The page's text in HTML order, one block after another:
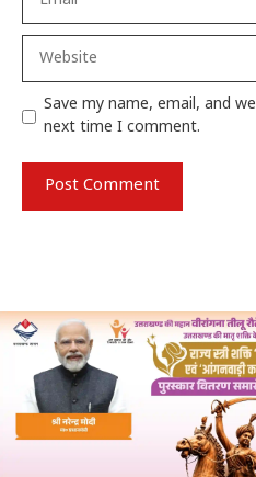
Website
Save my name, email, and
next time I comment.